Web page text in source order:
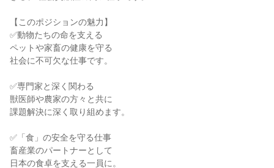
【このポジションの魅力】
✅動物たちの命を支える
ペットや家畜の健康を守る
社会に不可欠な仕事です。
✅専門家と深く関わる
獣医師や農家の方々と共に
課題解決に深く取り組めます。
✅「食」の安全を守る仕事
畜産業のパートナーとして
日本の食卓を支える一員に。